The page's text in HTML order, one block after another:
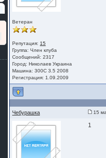
Ветеран
Репутация: 15
Группа:Член клуба
Сообщений: 2317
Город: Николаев Украина
Машина: 300С 3.5 2008
Регистрация: 1.09.2009
Чебурашка 15
1